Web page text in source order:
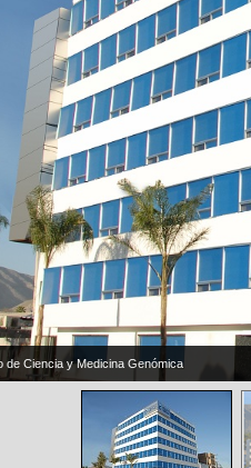
de Ciencia y Medicina Genómica